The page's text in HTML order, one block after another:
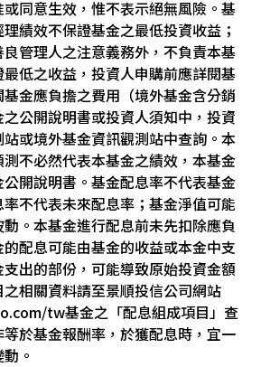
同意生效，惟不表示絕無風險。基
績效不保證基金之最低投資收益；
管理人之注意義務外，不負責本基
低之收益，投資人申購前應詳閱基
金應負擔之費用（境外基金含分銷
公開說明書或投資人須知中，投資
或境外基金資訊觀測站中查詢。本
不必然代表本基金之績效，本基金
開說明書。基金配息率不代表基金
不代表未來配息率；基金淨值可能
。本基金進行配息前未先扣除應負
配息可能由基金的收益或本金中支
出的部份，可能導致原始投資金額
相關資料請至景順投信公司網站
tw基金之「配息組成項目」查
於基金報酬率，於獲配息時，宜一
。